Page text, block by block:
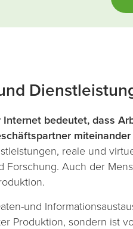
bedeutet, dass
reale und
Forschung. Auch der
und
Produktion, sondern ist